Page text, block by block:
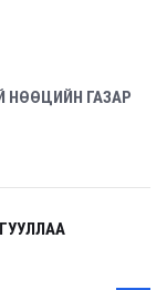
НӨӨЦИЙН ГАЗАР